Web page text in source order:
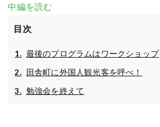
中編を読む
目次
最後のプログラムはワークショップ
田舎町に外国人観光客を呼べ！
勉強会を終えて